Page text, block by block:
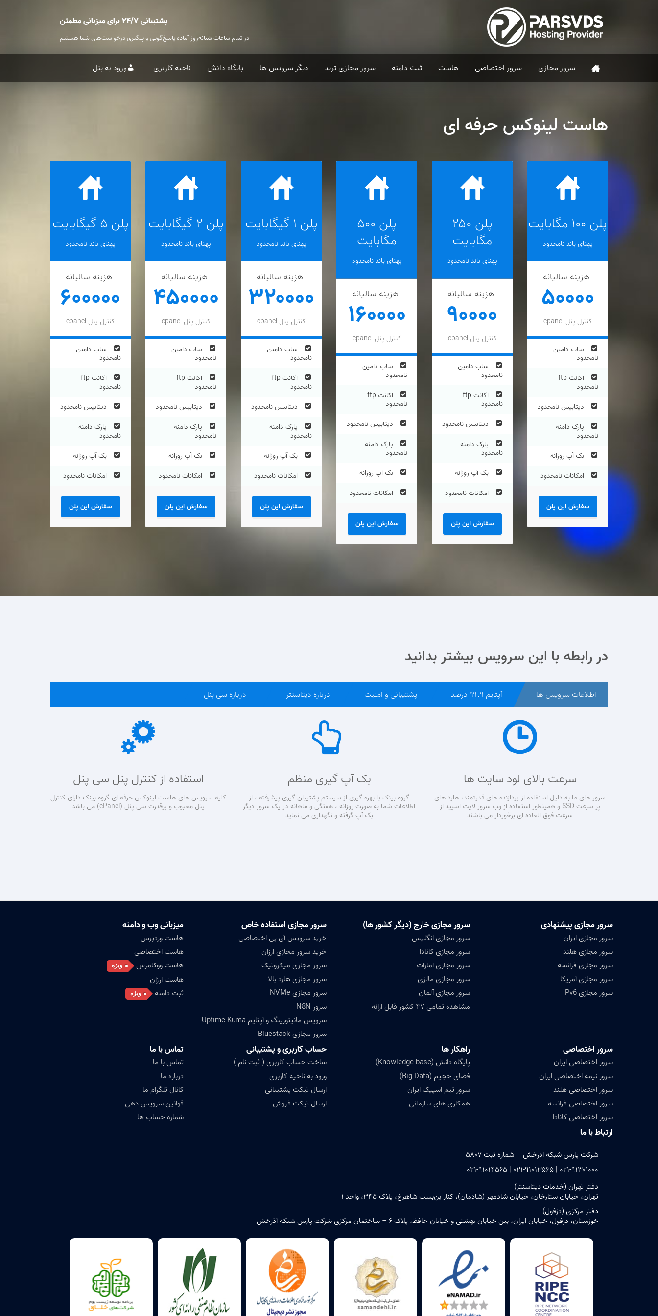
پشتیبانی ۲۴/۷ برای میزبانی مطمئن
در تمام ساعات شبانه‌روز آماده پاسخ‌گویی و پیگیری درخواست‌های شما هستیم
سرور مجازی سرور اختصاصی هاست ثبت دامنه سرور مجازی ترید دیگر سرویس ها پایگاه دانش ناحیه کاربری ورود به پنل
هاست لینوکس حرفه ای
پلن ۱۰۰ مگابایت
پهنای باند نامحدود
هزینه سالیانه
۵۰۰۰۰
کنترل پنل cpanel
ساب دامین
نامحدود
اکانت ftp
نامحدود
دیتابیس نامحدود
پارک دامنه
نامحدود
بک آپ روزانه
امکانات نامحدود
سفارش این پلن
پلن ۲۵۰
مگابایت
پهنای باند نامحدود
هزینه سالیانه
۹۰۰۰۰
کنترل پنل cpanel
ساب دامین
نامحدود
اکانت ftp
نامحدود
دیتابیس نامحدود
پارک دامنه
نامحدود
بک آپ روزانه
امکانات نامحدود
سفارش این پلن
پلن ۵۰۰
مگابایت
پهنای باند نامحدود
هزینه سالیانه
۱۶۰۰۰۰
کنترل پنل cpanel
ساب دامین
نامحدود
اکانت ftp
نامحدود
دیتابیس نامحدود
پارک دامنه
نامحدود
بک آپ روزانه
امکانات نامحدود
سفارش این پلن
پلن ۱ گیگابایت
پهنای باند نامحدود
هزینه سالیانه
۳۲۰۰۰۰
کنترل پنل cpanel
ساب دامین
نامحدود
اکانت ftp
نامحدود
دیتابیس نامحدود
پارک دامنه
نامحدود
بک آپ روزانه
امکانات نامحدود
سفارش این پلن
پلن ۲ گیگابایت
پهنای باند نامحدود
هزینه سالیانه
۴۵۰۰۰۰
کنترل پنل cpanel
ساب دامین
نامحدود
اکانت ftp
نامحدود
دیتابیس نامحدود
پارک دامنه
نامحدود
بک آپ روزانه
امکانات نامحدود
سفارش این پلن
پلن ۵ گیگابایت
پهنای باند نامحدود
هزینه سالیانه
۶۰۰۰۰۰
کنترل پنل cpanel
ساب دامین
نامحدود
اکانت ftp
نامحدود
دیتابیس نامحدود
پارک دامنه
نامحدود
بک آپ روزانه
امکانات نامحدود
سفارش این پلن
در رابطه با این سرویس بیشتر بدانید
اطلاعات سرویس ها آپتایم ۹۹.۹ درصد پشتیبانی و امنیت درباره دیتاسنتر درباره سی پنل
سرعت بالای لود سایت ها
سرور های ما به دلیل استفاده از پردازنده های قدرتمند، هارد های
پر سرعت SSD و همینطور استفاده از وب سرور لایت اسپید از
سرعت فوق العاده ای برخوردار می باشند
بک آپ گیری منظم
گروه بینک با بهره گیری از سیستم پشتیبان گیری پیشرفته ، از
اطلاعات شما به صورت روزانه ، هفتگی و ماهانه در یک سرور دیگر
بک آپ گرفته و نگهداری می نماید
استفاده از کنترل پنل سی پنل
کلیه سرویس های هاست لینوکس حرفه ای گروه بینک دارای کنترل
پنل محبوب و پرقدرت سی پنل (cPanel) می باشد
سرور مجازی پیشنهادی
سرور مجازی ایران
سرور مجازی هلند
سرور مجازی فرانسه
سرور مجازی آمریکا
سرور مجازی IPv6
سرور مجازی خارج (دیگر کشور ها)
سرور مجازی انگلیس
سرور مجازی کانادا
سرور مجازی امارات
سرور مجازی مالزی
سرور مجازی آلمان
مشاهده تمامی ۴۷ کشور قابل ارائه
سرور مجازی استفاده خاص
خرید سرویس آی پی اختصاصی
خرید سرور مجازی ارزان
سرور مجازی میکروتیک
سرور مجازی هارد بالا
سرور مجازی NVMe
سرور N8N
سرویس مانیتورینگ و آپتایم Uptime Kuma
سرور مجازی Bluestack
میزبانی وب و دامنه
هاست وردپرس
هاست اختصاصی
هاست ووکامرس
ویژه
هاست ارزان
ثبت دامنه
ویژه
سرور اختصاصی
سرور اختصاصی ایران
سرور نیمه اختصاصی ایران
سرور اختصاصی هلند
سرور اختصاصی فرانسه
سرور اختصاصی کانادا
راهکار ها
پایگاه دانش (Knowledge base)
فضای حجیم (Big Data)
سرور تیم اسپیک ایران
همکاری های سازمانی
حساب کاربری و پشتیبانی
ساخت حساب کاربری ( ثبت نام )
ورود به ناحیه کاربری
ارسال تیکت پشتیبانی
ارسال تیکت فروش
تماس با ما
تماس با ما
درباره ما
کانال تلگرام ما
قوانین سرویس دهی
شماره حساب ها
ارتباط با ما
شرکت پارس شبکه آذرخش – شماره ثبت ۵۸۰۷
۰۲۱-۹۱۳۰۱۰۰۰ | ۰۲۱-۹۱۰۱۳۵۶۵ | ۰۲۱-۹۱۰۱۴۵۶۵
دفتر تهران (خدمات دیتاسنتر)
تهران، خیابان ستارخان، خیابان شادمهر (شادمان)، کنار بن‌بست شاهرخ، پلاک ۳۴۵، واحد ۱
دفتر مرکزی (دزفول)
خوزستان، دزفول، خیابان ایران، بین خیابان بهشتی و خیابان حافظ، پلاک ۶ – ساختمان مرکزی شرکت پارس شبکه آذرخش